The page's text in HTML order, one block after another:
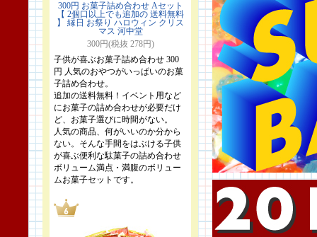
300円 お菓子詰め合わせ Aセット
【 2個口以上でも追加の 送料無料
】 縁日 お祭り ハロウィン クリス
マス 河中堂
300円(税抜 278円)
子供が喜ぶお菓子詰め合わせ 300
円 人気のおやつがいっぱいのお菓
子詰め合わせ。
追加の送料無料！イベント用など
にお菓子の詰め合わせが必要だけ
ど、お菓子選びに時間がない。
人気の商品、何がいいのか分から
ない。そんな手間をはぶける子供
が喜ぶ便利な駄菓子の詰め合わせ
ボリューム満点・満腹のボリュー
ムお菓子セットです。